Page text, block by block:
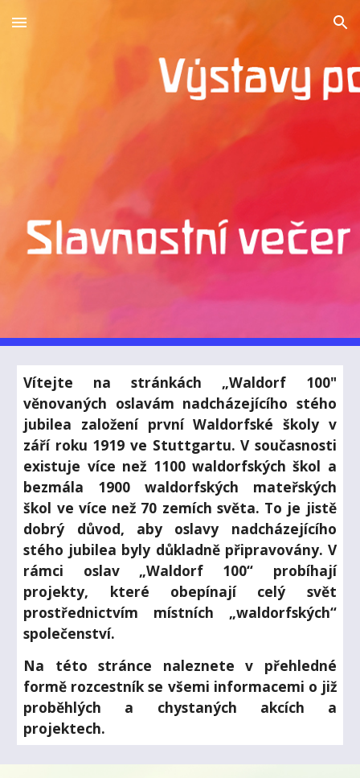
Skip to main content Skip to navigation
Vítejte na stránkách „Waldorf 100"
věnovaných oslavám nadcházejícího stého
jubilea založení první Waldorfské školy v
září roku 1919 ve Stuttgartu. V současnosti
existuje více než 1100 waldorfských škol a
bezmála 1900 waldorfských mateřských
škol ve více než 70 zemích světa. To je jistě
dobrý důvod, aby oslavy nadcházejícího
stého jubilea byly důkladně připravovány. V
rámci oslav „Waldorf 100“ probíhají
projekty, které obepínají celý svět
prostřednictvím místních „waldorfských“
společenství.
Na této stránce naleznete v přehledné
formě rozcestník se všemi informacemi o již
proběhlých a chystaných akcích a
projektech.